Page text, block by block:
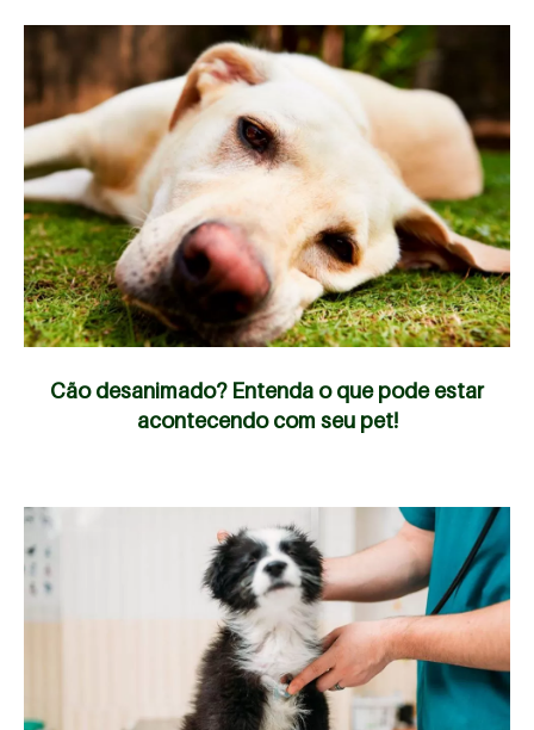
Cão desanimado? Entenda o que pode estar
acontecendo com seu pet!